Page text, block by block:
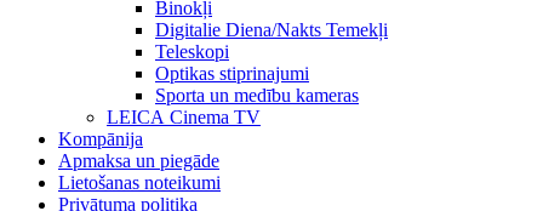
Binokļi
Digitalie Diena/Nakts Temekļi
Teleskopi
Optikas stiprinajumi
Sporta un medību kameras
LEICA Cinema TV
Kompānija
Apmaksa un piegāde
Lietošanas noteikumi
Privātuma politika